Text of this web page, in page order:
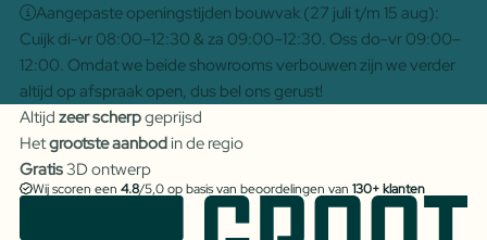
Aangepaste openingstijden bouwvak (27 juli t/m 15 aug):
Cuijk di-vr 08:00–12:30 & za 09:00–12:30. Oss do-vr 09:00–
12:00. Omdat we beide showrooms verbouwen zijn we verder
altijd op afspraak open, dus bel ons gerust!
Altijd zeer scherpgeprijsd
Hetgrootste aanbodin de regio
Gratis3D ontwerp
Wij scoren een 4.8/5,0 op basis van beoordelingen van 130+ klanten